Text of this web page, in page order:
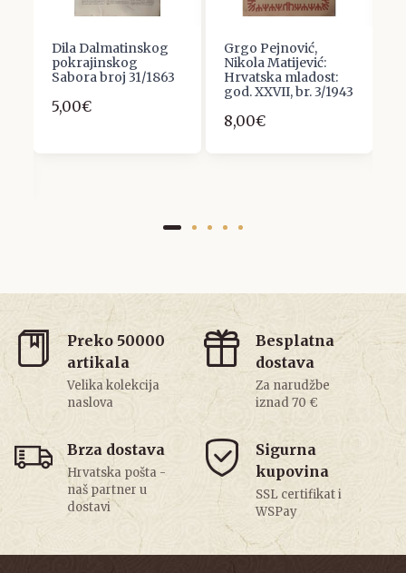
Dila Dalmatinskog
pokrajinskog
Sabora broj 31/1863
5,00€
Grgo Pejnović,
Nikola Matijević:
Hrvatska mladost:
god. XXVII, br. 3/1943
8,00€
Preko 50000
artikala
Velika kolekcija
naslova
Besplatna
dostava
Za narudžbe
iznad 70 €
Brza dostava
Hrvatska pošta -
naš partner u
dostavi
Sigurna
kupovina
SSL certifikat i
WSPay